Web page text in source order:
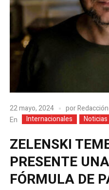
22 mayo, 2024 por
En
Internacionales Noticias
ZELENSKI
PRESENTE
FÓRMULA DE